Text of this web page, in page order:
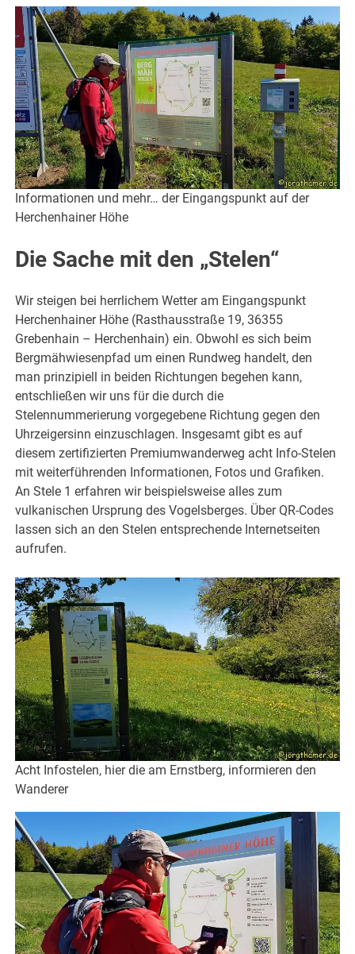
Informationen und mehr… der Eingangspunkt auf der
Herchenhainer Höhe
Die Sache mit den „Stelen“
Wir steigen bei herrlichem Wetter am Eingangspunkt
Herchenhainer Höhe (Rasthausstraße 19, 36355
Grebenhain – Herchenhain) ein. Obwohl es sich beim
Bergmähwiesenpfad um einen Rundweg handelt, den
man prinzipiell in beiden Richtungen begehen kann,
entschließen wir uns für die durch die
Stelennummerierung vorgegebene Richtung gegen den
Uhrzeigersinn einzuschlagen. Insgesamt gibt es auf
diesem zertifizierten Premiumwanderweg acht Info-Stelen
mit weiterführenden Informationen, Fotos und Grafiken.
An Stele 1 erfahren wir beispielsweise alles zum
vulkanischen Ursprung des Vogelsberges. Über QR-Codes
lassen sich an den Stelen entsprechende Internetseiten
aufrufen.
Acht Infostelen, hier die am Ernstberg, informieren den
Wanderer